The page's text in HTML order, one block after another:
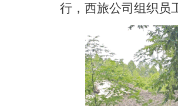
行，西旅公司组织员